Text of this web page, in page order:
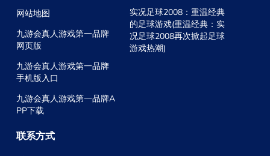
网站地图
九游会真人游戏第一品牌
网页版
九游会真人游戏第一品牌
手机版入口
九游会真人游戏第一品牌A
PP下载
实况足球2008：重温经典
的足球游戏(重温经典：实
况足球2008再次掀起足球
游戏热潮)
联系方式